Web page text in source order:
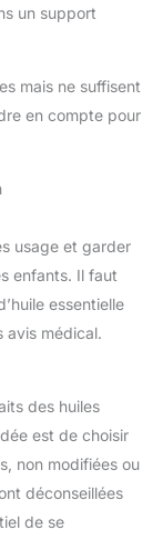
un support
mais ne suffisent
en compte pour
usage et garder
enfants. Il faut
essentielle
avis médical.
des huiles
est de choisir
non modifiées ou
déconseillées
de se